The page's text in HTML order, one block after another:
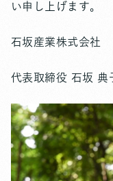
い申し上げます。
石坂産業株式会社
代表取締役 石坂 典